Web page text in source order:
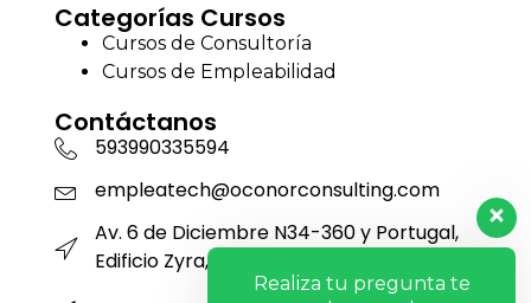
Categorías Cursos
Cursos de Consultoría
Cursos de Empleabilidad
Contáctanos
593990335594
empleatech@oconorconsulting.com
Av. 6 de Diciembre N34-360 y Portugal,
Edificio Zyra, Piso 12, Oficina 1201
Realiza tu pregunta te